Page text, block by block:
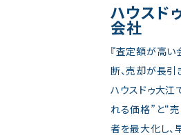
ハウスド
会社
『査定額が高い
断、売却が長引
ハウスドゥ大江
れる価格”と“
者を最大化し、